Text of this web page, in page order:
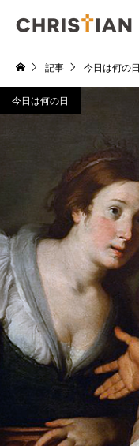
記事 今日は何の日
今日は何の日